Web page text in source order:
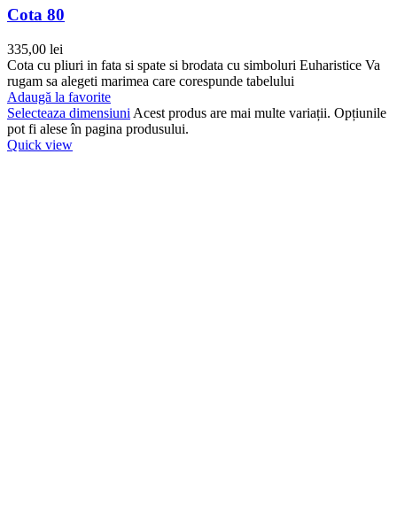
Cota 80
335,00 lei
Cota cu pliuri in fata si spate si brodata cu simboluri Euharistice Va
rugam sa alegeti marimea care corespunde tabelului
Adaugă la favorite
Selecteaza dimensiuni Acest produs are mai multe variații. Opțiunile
pot fi alese în pagina produsului.
Quick view